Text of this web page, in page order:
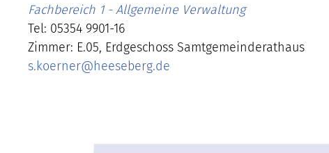
Fachbereich 1 - Allgemeine Verwaltung
Tel: 05354 9901-16
Zimmer: E.05, Erdgeschoss Samtgemeinderathaus
s.koerner@heeseberg.de